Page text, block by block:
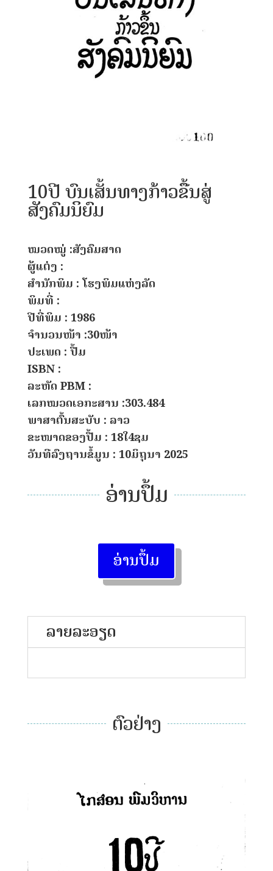
10ປີ ບົນເສັ້ນທາງກ້າວຂື້ນສູ່
ສັງຄົມນິຍົມ
ໝວດໝູ່ :ສັງຄົມສາດ
ຜູ້ແຕ່ງ :
ສຳນັກພິມ : ໂຮງພິມແຫ່ງລັດ
ພິມທີ່ :
ປີທີ່ພິມ : 1986
ຈຳນວນໜ້າ :30ໜ້າ
ປະເພດ : ປື້ມ
ISBN :
ລະຫັດ PBM :
ເລກໝວດເອກະສານ :303.484
ພາສາຕົ້ນສະບັບ : ລາວ
ຂະໜາດຂອງປື້ມ : 18ໃ4ຊມ
ວັນທີລົງຖານຂໍ້ມູນ : 10ມິຖຸນາ 2025
ອ່ານປຶ້ມ
ອ່ານປຶ້ມ
ລາຍລະອຽດ
ຕົວຢ່າງ